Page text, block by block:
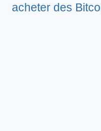
acheter des